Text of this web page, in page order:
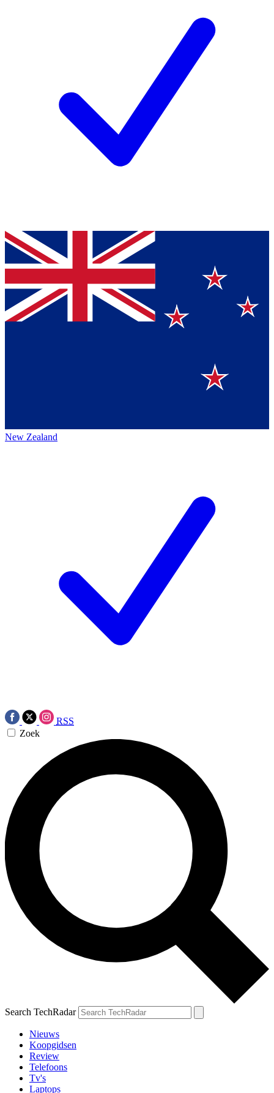
New Zealand
RSS
Zoek
Search TechRadar
Nieuws
Koopgidsen
Review
Telefoons
Tv's
Laptops